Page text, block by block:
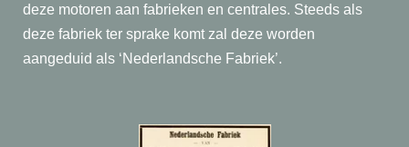
deze motoren aan fabrieken en centrales. Steeds als
deze fabriek ter sprake komt zal deze worden
aangeduid als ‘Nederlandsche Fabriek’.